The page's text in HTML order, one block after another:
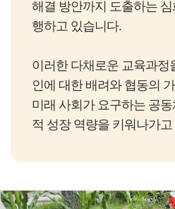
해결 방안까지 도출하는
행하고 있습니다.
이러한 다채로운 교육과정
인에 대한 배려와 협동의
미래 사회가 요구하는 공
적 성장 역량을 키워나가